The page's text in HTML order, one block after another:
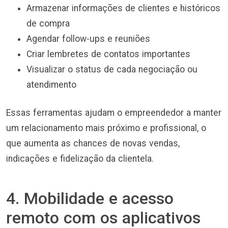
Armazenar informações de clientes e históricos
de compra
Agendar follow-ups e reuniões
Criar lembretes de contatos importantes
Visualizar o status de cada negociação ou
atendimento
Essas ferramentas ajudam o empreendedor a manter
um relacionamento mais próximo e profissional, o
que aumenta as chances de novas vendas,
indicações e fidelização da clientela.
4. Mobilidade e acesso
remoto com os aplicativos